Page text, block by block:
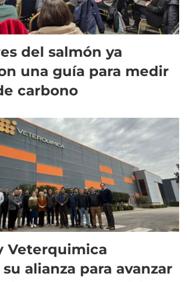
del salmón ya
una guía para medir
carbono
Veterquimica
alianza para avanzar